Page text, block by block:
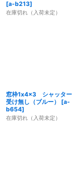
[a-b213]
在庫切れ（入荷未定）
窓枠1x4x3 シャッター
受け無し（ブルー）
[a-
b654]
在庫切れ（入荷未定）